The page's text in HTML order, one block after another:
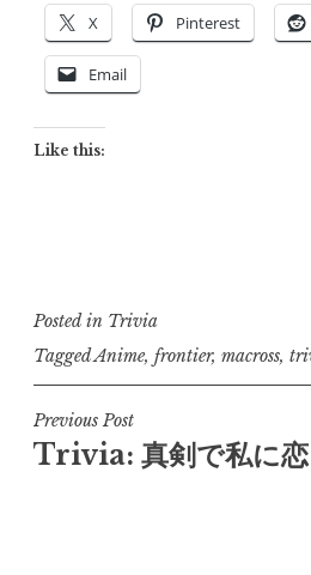
X Pinterest
Email
Like this:
Posted in Trivia
TaggedAnime, frontier, macross,
Post
navigation
Previous Post
Trivia: 真剣で私に